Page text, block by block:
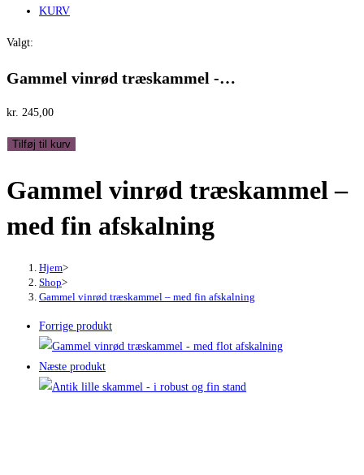
KURV
Valgt:
Gammel vinrød træskammel -…
kr. 245,00
Gammel
træskammel
med
afskalning
Tilføj til kurv
Gammel vinrød træskammel –
med fin afskalning
Hjem>
Shop>
Gammel vinrød træskammel – med fin afskalning
Forrige produkt
Næste produkt